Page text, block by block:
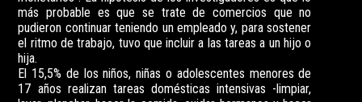
más probable es que se trate de comercios que no
pudieron continuar teniendo un empleado y, para sostener
el ritmo de trabajo, tuvo que incluir a las tareas a un hijo o
hija.
El 15,5% de los niños, niñas o adolescentes menores de
17 años realizan tareas domésticas intensivas -limpiar,